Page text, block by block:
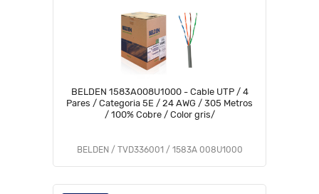
BELDEN 1583A008U1000 - Cable UTP / 4
Pares / Categoria 5E / 24 AWG / 305 Metros
/ 100% Cobre / Color gris/
BELDEN / TVD336001 / 1583A 008U1000